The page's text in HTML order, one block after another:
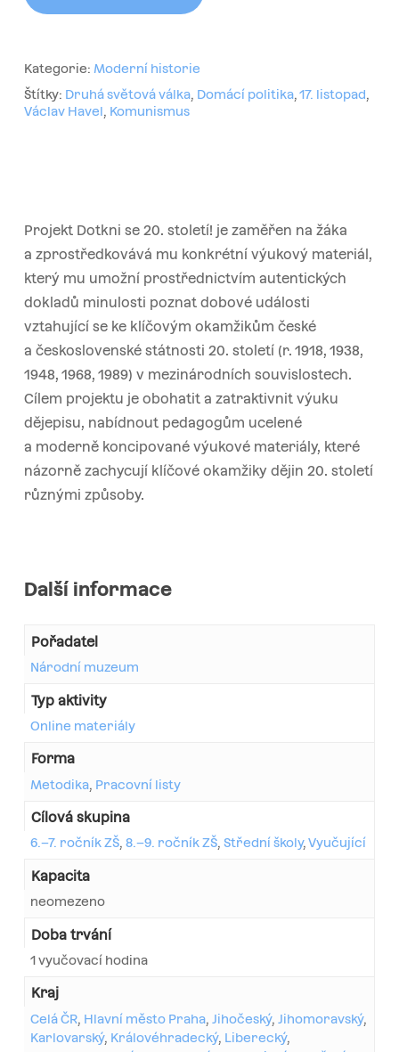
Kategorie: Moderní historie
Štítky: Druhá světová válka, Domácí politika,17. listopad,
Václav Havel, Komunismus
Projekt Dotkni se 20. století! je zaměřen na žáka
a zprostředkovává mu konkrétní výukový materiál,
který mu umožní prostřednictvím autentických
dokladů minulosti poznat dobové události
vztahující se ke klíčovým okamžikům české
a československé státnosti 20. století (r. 1918, 1938,
1948, 1968, 1989) v mezinárodních souvislostech.
Cílem projektu je obohatit a zatraktivnit výuku
dějepisu, nabídnout pedagogům ucelené
a moderně koncipované výukové materiály, které
názorně zachycují klíčové okamžiky dějin 20. století
různými způsoby.
Další informace
Pořadatel
Národní muzeum
Typ aktivity
Online materiály
Forma
Metodika, Pracovní listy
Cílová skupina
6.–7. ročník ZŠ, 8.–9. ročník ZŠ, Střední školy,Vyučující
Kapacita
neomezeno
Doba trvání
1 vyučovací hodina
Kraj
Celá ČR, Hlavní město Praha, Jihočeský, Jihomoravský,
Karlovarský, Královéhradecký, Liberecký,